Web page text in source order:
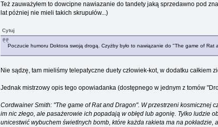
Też zauważyłem to dowcipne nawiazanie do tandety jaką sprzedawno pod
lat póżniej nie mieli takich skrupułów...)
Cytuj
Poczucie humoru Doktora swoją drogą. Czyżby było to nawiązanie do "The game of
Nie sądzę, tam mieliśmy telepatyczne duety człowiek-kot, w dodatku całkiem
Jednak mistrzowy opis tego opowiadanka (dostępnego w jednym z tomów
Cordwainer Smith: "The game of Rat and Dragon". W przestrzeni kosmicznej
im nic złego, ale pasażerowie ich popadają w obłęd lub agonię. Tylko
unicestwić wybuchem świetlnych bomb, które każda rakieta ma na